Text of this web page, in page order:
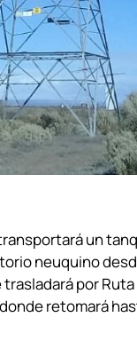
un
neuquino
trasladará por Ruta
retomará